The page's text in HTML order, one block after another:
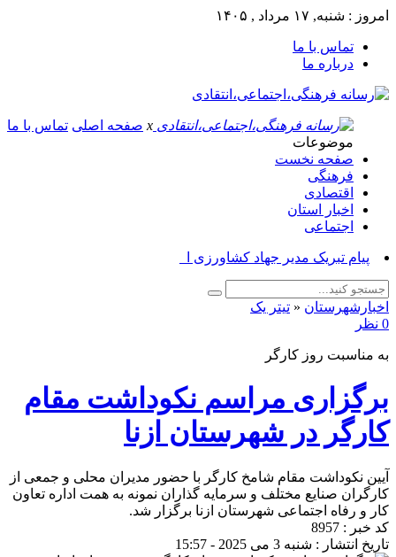
امروز : شنبه, ۱۷ مرداد , ۱۴۰۵
تماس با ما
درباره ما
x صفحه اصلی تماس با ما
موضوعات
صفحه نخست
فرهنگی
اقتصادی
اخبار استان
اجتماعی
پیام تبریک مدیر جهاد کشاورزی ازنا به م_
اخبارشهرستان « تیتر یک
0 نظر
به مناسبت روز کارگر
برگزاری مراسم نکوداشت مقام
کارگر در شهرستان ازنا
آیین نکوداشت مقام شامخ کارگر با حضور مدیران محلی و جمعی از
کارگران صنایع مختلف و سرمایه گذاران نمونه به همت اداره تعاون
کار و رفاه اجتماعی شهرستان ازنا برگزار شد.
کد خبر : 8957
تاریخ انتشار : شنبه 3 می 2025 - 15:57